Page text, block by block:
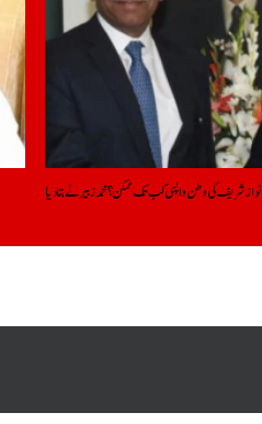
نواز شریف کی وطن واپسی کب تک ممکن؟ محمد زبیر نے بتادیا